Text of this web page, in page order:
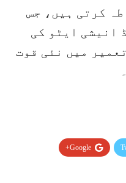
کرتی ہیں، جس
انیشی ایٹو کی
میں نئی قوت
Google+